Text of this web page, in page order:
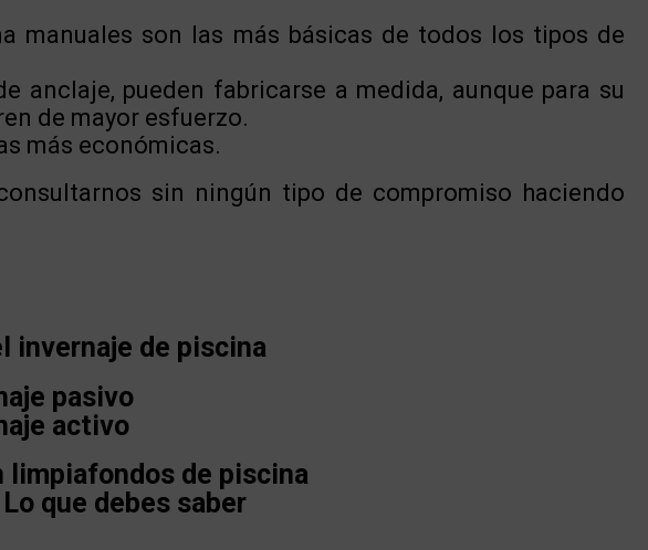
manuales son las más básicas de todos los tipos de
anclaje, pueden fabricarse a medida, aunque para su
de mayor esfuerzo.
más económicas.
sin ningún tipo de compromiso haciendo
invernaje de piscina
pasivo
activo
limpiafondos de piscina
que debes saber